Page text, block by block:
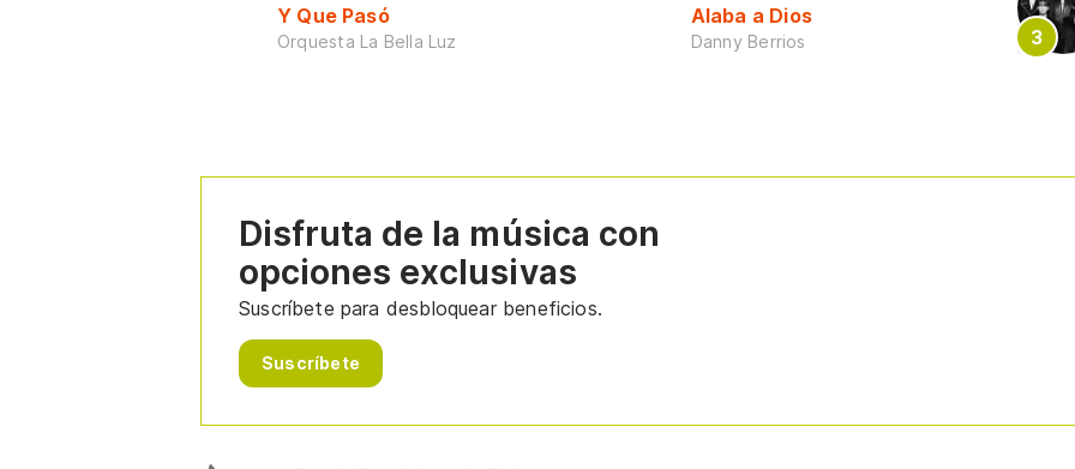
Y Que Pasó
Orquesta La Bella Luz
Alaba a Dios
Danny Berrios
Disfruta de la música con
opciones exclusivas
Suscríbete para desbloquear beneficios.
Suscríbete